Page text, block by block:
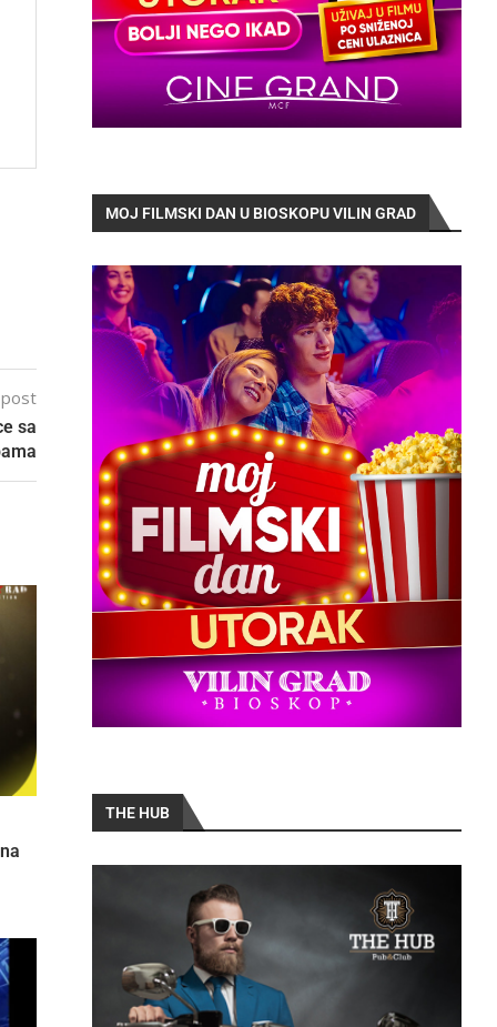
sa
MOJ FILMSKI DAN U BIOSKOPU VILIN GRAD
THE HUB